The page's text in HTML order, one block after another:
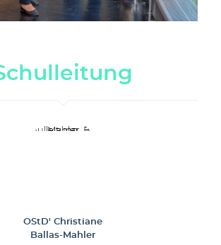
OStD' Christiane
Ballas-Mahler